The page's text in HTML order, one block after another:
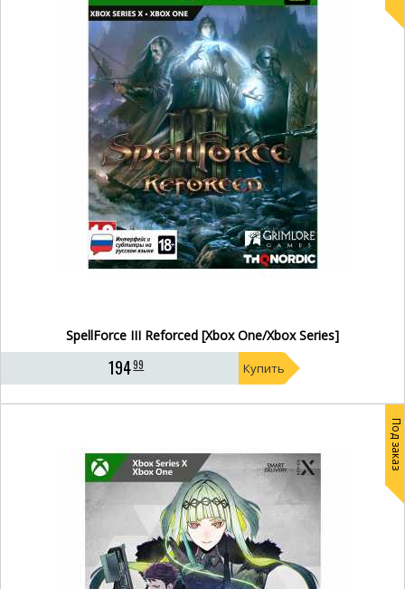
SpellForce III Reforced [Xbox One/Xbox Series]
19499 Купить
Под заказ